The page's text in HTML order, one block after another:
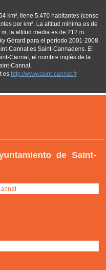
de Saint-
km², tiene 5.470 habitantes (censo
por km². La altitud mínima es de
la altitud media es de 212 m.
Gérard para el período 2001-2008.
Cannat es Saint-Cannadens. El
Cannat, el nombre inglés de la
Cannat.
es http://www.saint-cannat.fr